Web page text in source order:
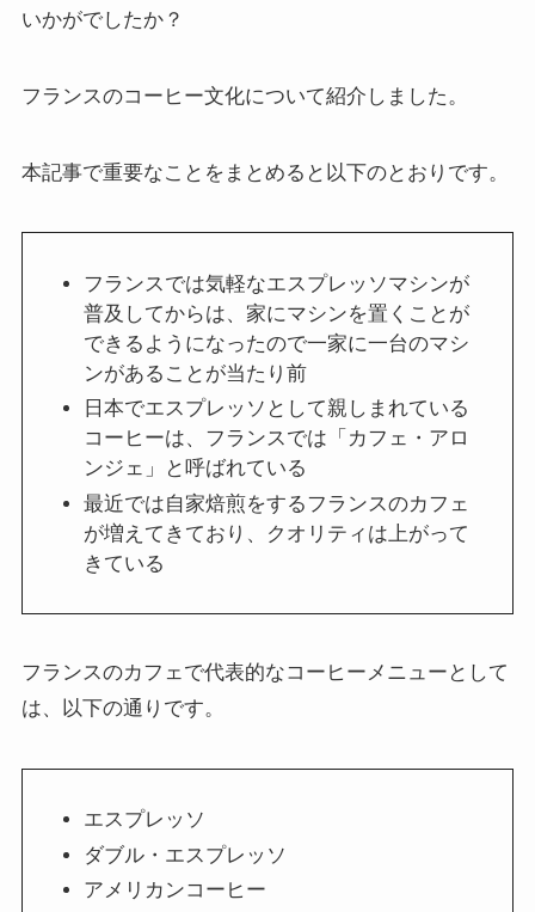
いかがでしたか？
フランスのコーヒー文化について紹介しました。
本記事で重要なことをまとめると以下のとおりです。
フランスでは気軽なエスプレッソマシンが
普及してからは、家にマシンを置くことが
できるようになったので一家に一台のマシ
ンがあることが当たり前
日本でエスプレッソとして親しまれている
コーヒーは、フランスでは「カフェ・アロ
ンジェ」と呼ばれている
最近では自家焙煎をするフランスのカフェ
が増えてきており、クオリティは上がって
きている
フランスのカフェで代表的なコーヒーメニューとして
は、以下の通りです。
エスプレッソ
ダブル・エスプレッソ
アメリカンコーヒー